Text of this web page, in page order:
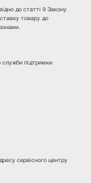
до статті 9 Закону
товару до
служби підтримки
сервісного центру